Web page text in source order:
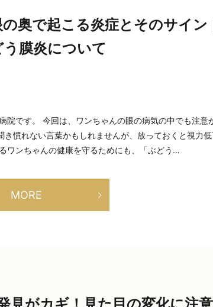
奥で起こる炎症とそのサイン
う膜炎について
院です。 今回は、ワンちゃんの眼の病気の中でも注意
慣れない言葉かもしれませんが、放っておくと視力
ワンちゃんの健康を守るためにも、「ぶどう…
MORE
見がカギ！見た目の変化に注